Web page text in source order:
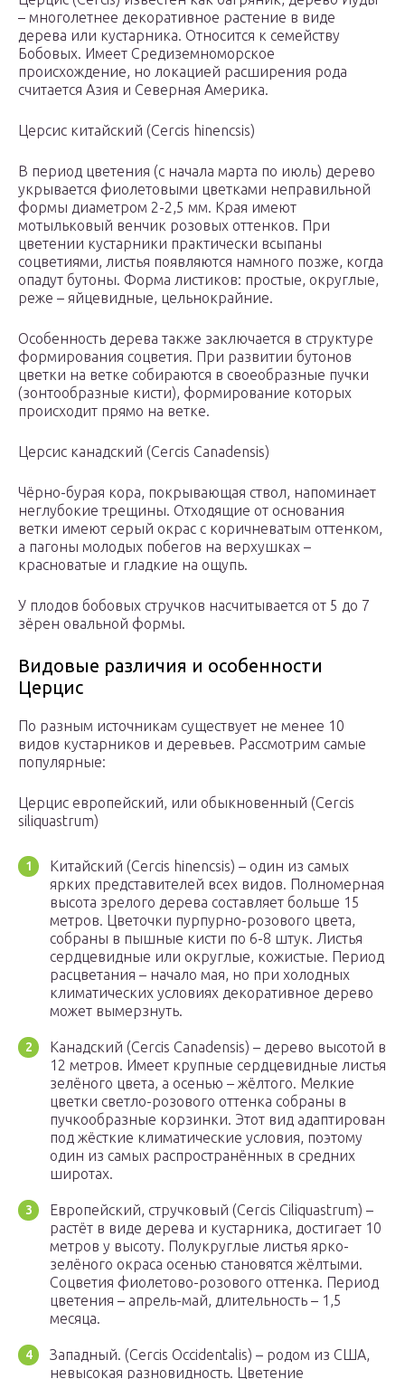
– многолетнее декоративное растение в виде
дерева или кустарника. Относится к семейству
Бобовых. Имеет Средиземноморское
происхождение, но локацией расширения рода
считается Азия и Северная Америка.
Церсис китайский (Cercis hinencsis)
В период цветения (с начала марта по июль) дерево
укрывается фиолетовыми цветками неправильной
формы диаметром 2-2,5 мм. Края имеют
мотыльковый венчик розовых оттенков. При
цветении кустарники практически всыпаны
соцветиями, листья появляются намного позже, когда
опадут бутоны. Форма листиков: простые, округлые,
реже – яйцевидные, цельнокрайние.
Особенность дерева также заключается в структуре
формирования соцветия. При развитии бутонов
цветки на ветке собираются в своеобразные пучки
(зонтообразные кисти), формирование которых
происходит прямо на ветке.
Церсис канадский (Cercis Canadensis)
Чёрно-бурая кора, покрывающая ствол, напоминает
неглубокие трещины. Отходящие от основания
ветки имеют серый окрас с коричневатым оттенком,
а пагоны молодых побегов на верхушках –
красноватые и гладкие на ощупь.
У плодов бобовых стручков насчитывается от 5 до 7
зёрен овальной формы.
Видовые различия и особенности
Церцис
По разным источникам существует не менее 10
видов кустарников и деревьев. Рассмотрим самые
популярные:
Церцис европейский, или обыкновенный (Cercis
siliquastrum)
Китайский (Cercis hinencsis) – один из самых
ярких представителей всех видов. Полномерная
высота зрелого дерева составляет больше 15
метров. Цветочки пурпурно-розового цвета,
собраны в пышные кисти по 6-8 штук. Листья
сердцевидные или округлые, кожистые. Период
расцветания – начало мая, но при холодных
климатических условиях декоративное дерево
может вымерзнуть.
Канадский (Cercis Canadensis) – дерево высотой в
12 метров. Имеет крупные сердцевидные листья
зелёного цвета, а осенью – жёлтого. Мелкие
цветки светло-розового оттенка собраны в
пучкообразные корзинки. Этот вид адаптирован
под жёсткие климатические условия, поэтому
один из самых распространённых в средних
широтах.
Европейский, стручковый (Cercis Ciliquastrum) –
растёт в виде дерева и кустарника, достигает 10
метров у высоту. Полукруглые листья ярко-
зелёного окраса осенью становятся жёлтыми.
Соцветия фиолетово-розового оттенка. Период
цветения – апрель-май, длительность – 1,5
месяца.
Западный. (Cercis Occidentalis) – родом из США,
невысокая разновидность. Цветение